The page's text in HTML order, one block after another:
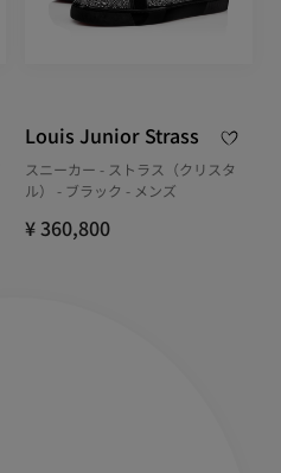
Louis Junior Strass
スニーカー - ストラス（クリスタ
ル） - ブラック - メンズ
¥ 360,800